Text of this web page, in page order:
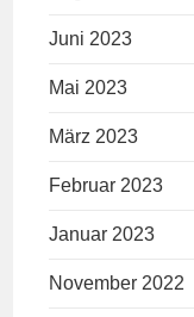
Juni 2023
Mai 2023
März 2023
Februar 2023
Januar 2023
November 2022